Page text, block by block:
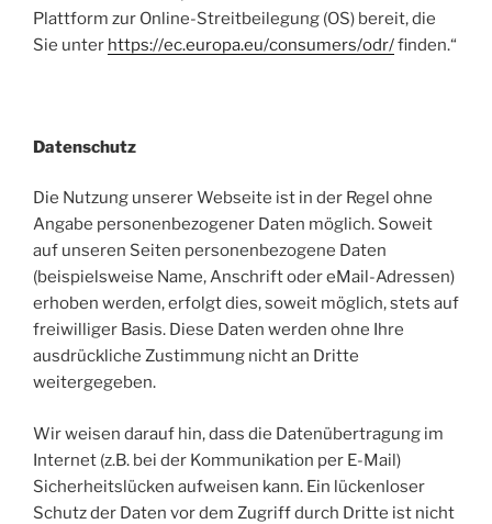
Plattform zur Online-Streitbeilegung (OS) bereit, die
Sie unter https://ec.europa.eu/consumers/odr/finden.“
Datenschutz
Die Nutzung unserer Webseite ist in der Regel ohne
Angabe personenbezogener Daten möglich. Soweit
auf unseren Seiten personenbezogene Daten
(beispielsweise Name, Anschrift oder eMail-Adressen)
erhoben werden, erfolgt dies, soweit möglich, stets auf
freiwilliger Basis. Diese Daten werden ohne Ihre
ausdrückliche Zustimmung nicht an Dritte
weitergegeben.
Wir weisen darauf hin, dass die Datenübertragung im
Internet (z.B. bei der Kommunikation per E-Mail)
Sicherheitslücken aufweisen kann. Ein lückenloser
Schutz der Daten vor dem Zugriff durch Dritte ist nicht